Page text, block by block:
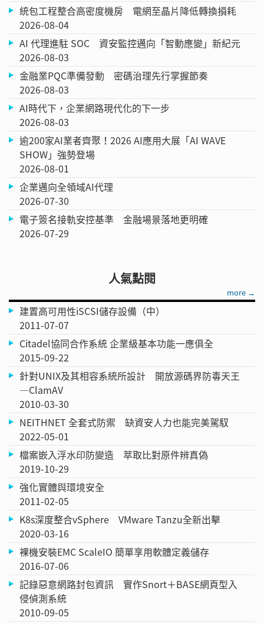
統包工程整合高密度機房 電網至晶片降低轉換損耗
2026-08-04
AI 代理進駐 SOC 資安監控邁向「智動應變」新紀元
2026-08-03
金融業PQC準備發動 密碼治理先行掌握節奏
2026-08-03
AI時代下，企業網路現代化的下一步
2026-08-03
逾200家AI業者齊聚！2026 AI應用大展「AI WAVE
SHOW」強勢登場
2026-08-01
企業邁向全領域AI代理
2026-07-30
電子簽名接軌安控基準 金融場景落地更明確
2026-07-29
人氣點閱
more →
建置高可用性iSCSI儲存設備（中）
2011-07-07
Citadel協同合作系統 企業級基本功能一應俱全
2015-09-22
針對UNIX及其相容系統所設計 開放源碼界防毒天王
—ClamAV
2010-03-30
NEITHNET 全套式防禦 缺資安人力也能完美駕馭
2022-05-01
檔案嵌入浮水印防變造 萃取比對原件辨真偽
2019-10-29
強化實體與環境安全
2011-02-05
K8s深度整合vSphere VMware Tanzu全新出擊
2020-03-16
裸機安裝EMC ScaleIO 簡單享用軟體定義儲存
2016-07-06
記錄惡意網路封包資訊 實作Snort＋BASE網頁型入
侵偵測系統
2010-09-05